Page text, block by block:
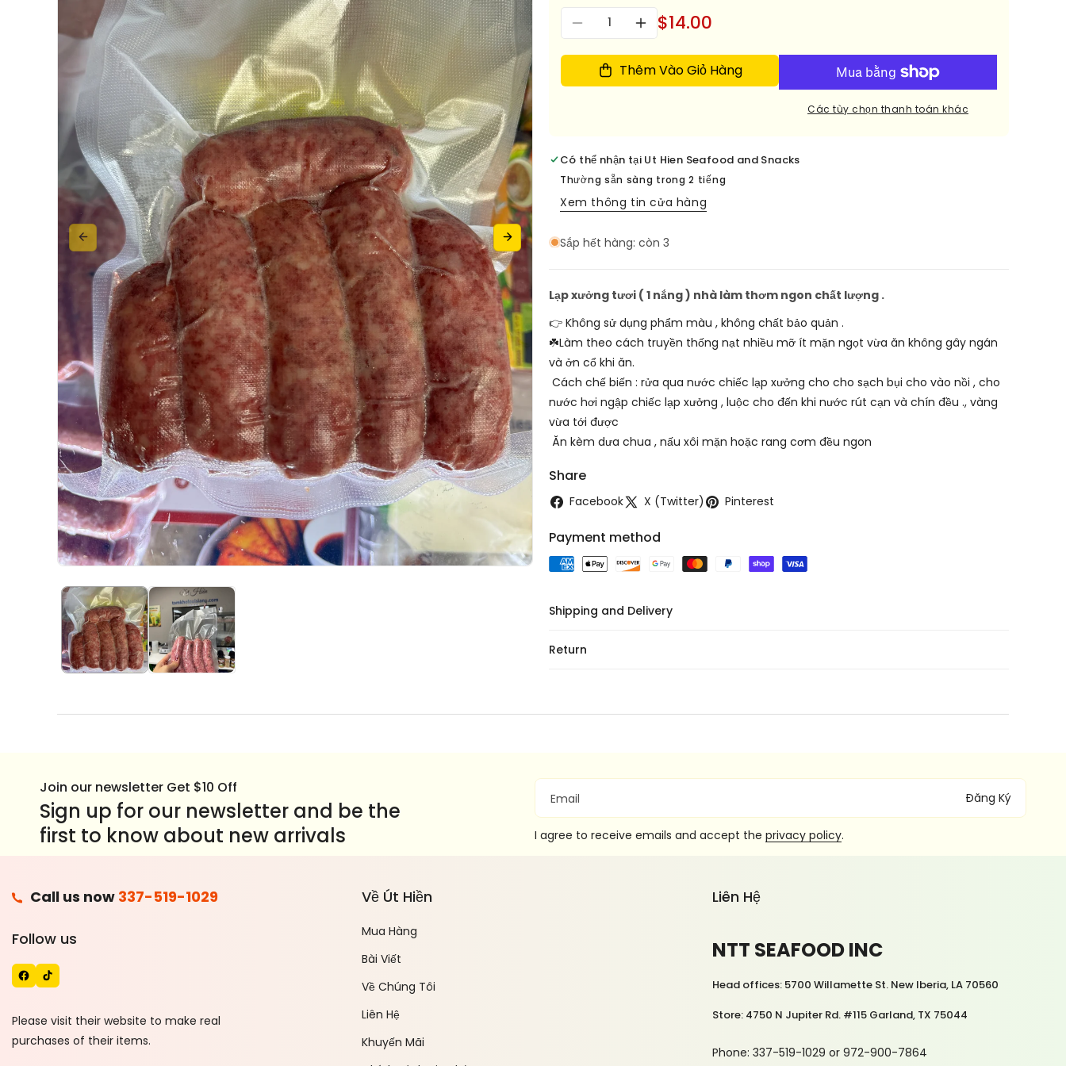
Giảm
lượng
Nha
Bon-
Mai
Quế
niềm
Tết
Tăng
lượng
cho
Nha
Bon-
Mai
Quế
niềm
Tết
$14.00
Thêm Vào Giỏ Hàng
Các tùy chọn thanh toán khác
Có thể nhận tại Ut Hien Seafood and Snacks
Thường sẵn sàng trong 2 tiếng
Xem thông tin cửa hàng
Sắp hết hàng: còn 3
Lạp xưởng tươi ( 1 nắng ) nhà làm thơm ngon chất lượng .
👉 Không sử dụng phẩm màu , không chất bảo quản .
☘️Làm theo cách truyền thống nạt nhiều mỡ ít mặn ngọt vừa ăn không gây ngán
và ởn cổ khi ăn.
Cách chế biến : rửa qua nước chiếc lạp xưởng cho cho sạch bụi cho vào nồi , cho
nước hơi ngập chiếc lạp xưởng , luộc cho đến khi nước rút cạn và chín đều ., vàng
vừa tới được
Ăn kèm dưa chua , nấu xôi mặn hoặc rang cơm đều ngon
Share
Facebook X (Twitter) Pinterest
Payment method
Shipping and Delivery
Return
Join our newsletter Get $10 Off
Sign up for our newsletter and be the
first to know about new arrivals
Email Đăng Ký
I agree to receive emails and accept the privacy policy.
Call us now 337-519-1029
Follow us
C
E
B
I
K
T
Please visit their website to make real
purchases of their items.
Về Út Hiền
Mua Hàng
Bài Viết
Về Chúng Tôi
Liên Hệ
Khuyến Mãi
Liên Hệ
NTT SEAFOOD INC
Head offices: 5700 Willamette St. New Iberia, LA 70560
Store: 4750 N Jupiter Rd. #115 Garland, TX 75044
Phone: 337-519-1029 or 972-900-7864